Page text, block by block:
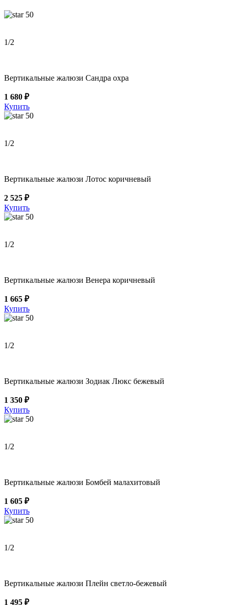
50
1/2
Вертикальные жалюзи Сандра охра
1 680 ₽
Купить
50
1/2
Вертикальные жалюзи Лотос коричневый
2 525 ₽
Купить
50
1/2
Вертикальные жалюзи Венера коричневый
1 665 ₽
Купить
50
1/2
Вертикальные жалюзи Зодиак Люкс бежевый
1 350 ₽
Купить
50
1/2
Вертикальные жалюзи Бомбей малахитовый
1 605 ₽
Купить
50
1/2
Вертикальные жалюзи Плейн светло-бежевый
1 495 ₽